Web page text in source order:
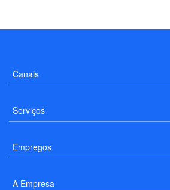
Canais
Serviços
Empregos
A Empresa